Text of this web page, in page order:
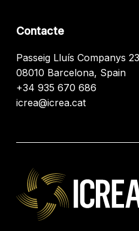
Contacte
Passeig Lluís Companys 23
08010 Barcelona, Spain
+34 935 670 686
icrea@icrea.cat